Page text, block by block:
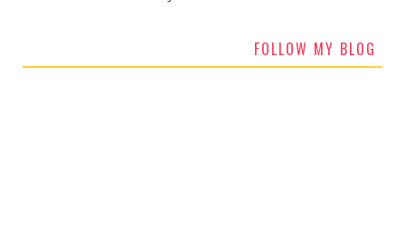
FOLLOW MY BLOG